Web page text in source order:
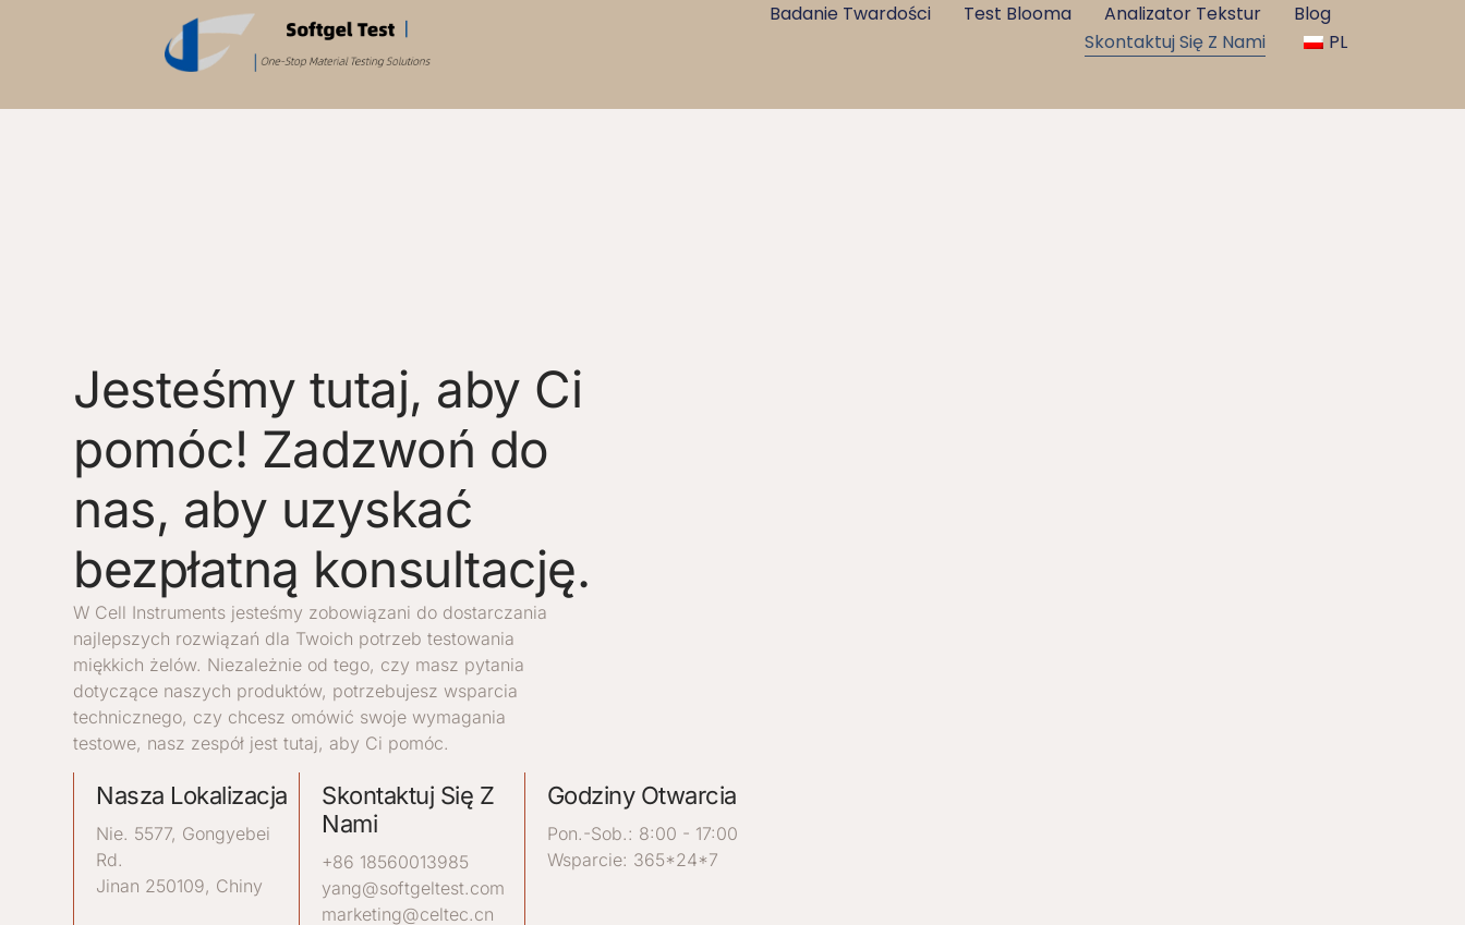
Badanie Twardości Test Blooma Analizator Tekstur
Blog
Skontaktuj Się Z Nami
PL
Jesteśmy tutaj, aby Ci
pomóc! Zadzwoń do
nas, aby uzyskać
bezpłatną konsultację.
W Cell Instruments jesteśmy zobowiązani do dostarczania
najlepszych rozwiązań dla Twoich potrzeb testowania
miękkich żelów. Niezależnie od tego, czy masz pytania
dotyczące naszych produktów, potrzebujesz wsparcia
technicznego, czy chcesz omówić swoje wymagania
testowe, nasz zespół jest tutaj, aby Ci pomóc.
Nasza Lokalizacja
Nie. 5577, Gongyebei
Rd.
Jinan 250109, Chiny
Skontaktuj Się Z
Nami
+86 18560013985
yang@softgeltest.com
marketing@celtec.cn
Godziny Otwarcia
Pon.-Sob.: 8:00 - 17:00
Wsparcie: 365*24*7